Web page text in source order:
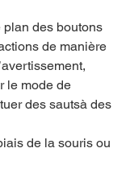
des boutons
de manière
le mode de
des sautsà des
de la souris ou